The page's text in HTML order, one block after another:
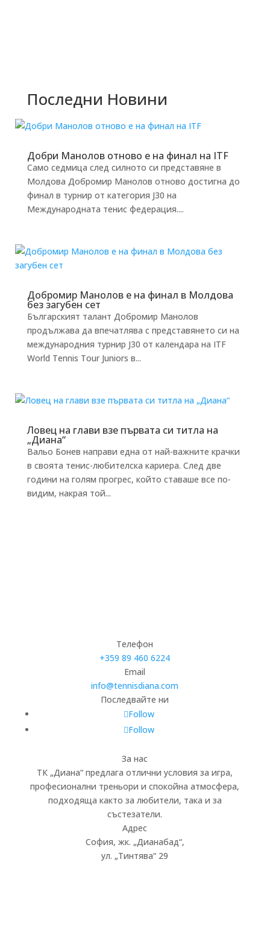
Последни Новини
Добри Манолов отново е на финал на ITF
Само седмица след силното си представяне в
Молдова Добромир Манолов отново достигна до
финал в турнир от категория J30 на
Международната тенис федерация....
Добромир Манолов е на финал в Молдова
без загубен сет
Българският талант Добромир Манолов
продължава да впечатлява с представянето си на
международния турнир J30 от календара на ITF
World Tennis Tour Juniors в...
Ловец на глави взе първата си титла на
„Диана“
Вальо Бонев направи една от най-важните крачки
в своята тенис-любителска кариера. След две
години на голям прогрес, който ставаше все по-
видим, накрая той...
Телефон
+359 89 460 6224­
Email
info@tennisdiana.com
Последвайте ни
Follow
Follow
За нас
ТК „Диана“ предлага отлични условия за игра,
професионални треньори и спокойна атмосфера,
подходяща както за любители, така и за
състезатели.
Адрес
София, жк. „Дианабад“,
ул. „Тинтява“ 29